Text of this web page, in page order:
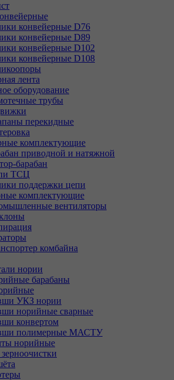
конвейерные D76
конвейерные D89
конвейерные D102
конвейерные D108
лента
оборудование
трубы
перекидные
комплектующие
приводной и натяжной
барабан
ТСЦ
поддержки цепи
комплектующие
вентиляторы
комбайна
нории
барабаны
УКЗ нории
норийные сварные
конвертом
полимерные МАСТУ
норийные